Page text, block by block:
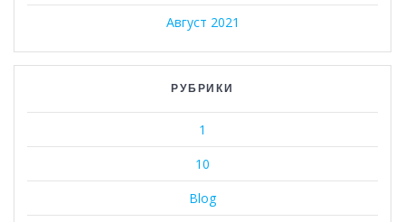
Август 2021
РУБРИКИ
1
10
Blog